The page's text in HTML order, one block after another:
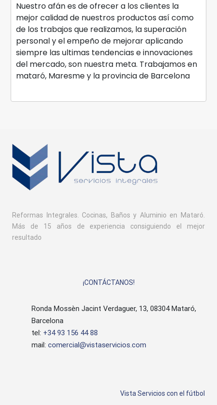
Nuestro afán es de ofrecer a los clientes la
mejor calidad de nuestros productos así como
de los trabajos que realizamos, la superación
personal y el empeño de mejorar aplicando
siempre las ultimas tendencias e innovaciones
del mercado, son nuestra meta. Trabajamos en
mataró, Maresme y la provincia de Barcelona
Reformas Integrales. Cocinas, Baños y Aluminio en Mataró.
Más de 15 años de experiencia consiguiendo el mejor
resultado
¡CONTÁCTANOS!
Ronda Mossèn Jacint Verdaguer, 13, 08304 Mataró,
Barcelona
tel: +34 93 156 44 88
mail: comercial@vistaservicios.com
Vista Servicios con el fútbol